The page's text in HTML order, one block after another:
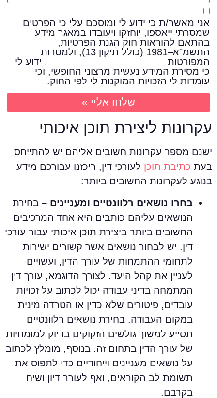
אני מאשר/ת כי ידוע לי ומוסכם עלי כי הפרטים
שמסרתי ייאספו, יוחזקו ויעובדו במאגר מידע
בהתאם להוראות חוק הגנת הפרטיות,
התשמ"א–1981 (כולל תיקון 13), ולמטרות
המפורטותבמדיניות הפרטיות של האתר
. ידוע לי
כי מסירת המידע נעשית מרצוני החופשי, וכי
עומדות לי הזכויות המוקנות לי לפי החוק.
שלחו אליי »
עקרונות ליצירת תוכן איכותי
ישנם מספר עקרונות חשובים אליהם יש להתייחס
בעתכתיבת תוכןלעורכי דין, ריכזנו עבורכם מידע
בנוגע לעקרונות החשובים ביותר:
בחרו נושאים רלוונטיים ומעניינים –בחירת
הנושאים עליהם כותבים היא אחד המרכיבים
החשובים ביותר ביצירת תוכן איכותי עבור עורכי
דין. יש לבחור נושאים אשר קשורים ישירות
לתחומי ההתמחות של עורך הדין, ועשויים
לעניין את קהל היעד. לצורך הדוגמא, עורך דין
המתמחה בדיני עבודה יכול לכתוב על זכויות
עובדים, פיטורים שלא כדין או הטרדה מינית
במקום העבודה. בחירת נושאים רלוונטיים
תסייע למשוך גולשים הזקוקים בדיוק למומחיות
של עורך הדין בתחום זה. בנוסף, מומלץ לכתוב
על נושאים מעניינים וייחודיים כדי לתפוס את
תשומת לב הקוראים, ואף לעורר דיון ושיח
בקרבם.